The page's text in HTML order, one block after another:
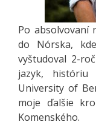
Po absolvovaní
do Nórska,
vyštudoval 2-
jazyk,
University of
moje ďalšie
Komenského.